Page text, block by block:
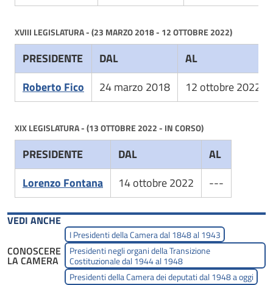
XVIII LEGISLATURA - (23 MARZO 2018 - 12 OTTOBRE 2022)
PRESIDENTE DAL
AL
Roberto Fico
24 marzo 2018 12 ottobre 2022
XIX LEGISLATURA - (13 OTTOBRE 2022 - IN CORSO)
PRESIDENTE DAL
AL
Lorenzo Fontana
14 ottobre 2022 ---
VEDI ANCHE
CONOSCERE
LA CAMERA
I Presidenti della Camera dal 1848 al 1943
Presidenti negli organi della Transizione
Costituzionale dal 1944 al 1948
Presidenti della Camera dei deputati dal 1948 a oggi